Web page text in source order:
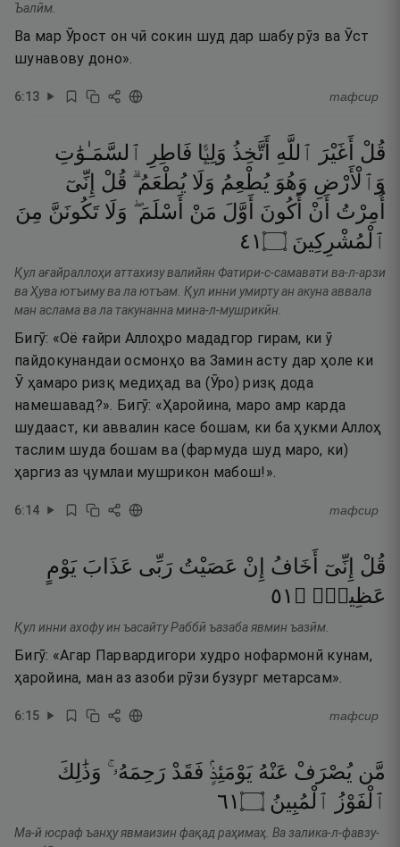
Ъалӣм.
Ва мар Ӯрост он чӣ сокин шуд дар шабу рӯз ва Ӯст
шунавову доно».
6:13 тафсир
قُلْ أَغَيْرَ ٱللَّهِ أَتَّخِذُ وَلِيًّۭا فَاطِرِ
ٱلسَّمَـٰوَٰتِ
وَٱلْأَرْضِ وَهُوَ يُطْعِمُ وَلَا يُطْعَمُ ۗ قُلْ إِنِّىٓ
أُمِرْتُ
أَنْ أَكُونَ أَوَّلَ مَنْ أَسْلَمَ ۖ وَلَا تَكُونَنَّ مِنَ
ٱلْمُشْرِكِينَ ۝١٤
Қул ағайраллоҳи аттахизу валийян Фатири-с-самавати ва-л-арзи
ва Ҳува ютъиму ва ла ютъам. Қул инни умирту ан акуна аввала
ман аслама ва ла такунанна мина-л-мушрикӣн.
Бигӯ: «Оё ғайри Аллоҳро мададгор гирам, ки ӯ
пайдокунандаи осмонҳо ва Замин асту дар ҳоле ки
Ӯ ҳамаро ризқ медиҳад ва (Ӯро) ризқ дода
намешавад?». Бигӯ: «Ҳаройина, маро амр карда
шудааст, ки аввалин касе бошам, ки ба ҳукми Аллоҳ
таслим шуда бошам ва (фармуда шуд маро, ки)
ҳаргиз аз ҷумлаи мушрикон мабош!».
6:14 тафсир
قُلْ إِنِّىٓ أَخَافُ إِنْ عَصَيْتُ رَبِّى عَذَابَ يَوْمٍ
عَظِيمٍۢ ۝ ١٥
Қул инни ахофу ин ъасайту Раббӣ ъазаба явмин ъазӣм.
Бигӯ: «Агар Парвардигори худро нофармонӣ кунам,
ҳаройина, ман аз азоби рӯзи бузург метарсам».
6:15 тафсир
مَّن يُصْرَفْ عَنْهُ يَوْمَئِذٍۢ فَقَدْ رَحِمَهُۥ ۚ وَذَٰلِكَ
ٱلْفَوْزُ ٱلْمُبِينُ ۝١٦
Ма-й юсраф ъанҳу явмаизин фақад раҳимаҳ. Ва залика-л-фавзу-